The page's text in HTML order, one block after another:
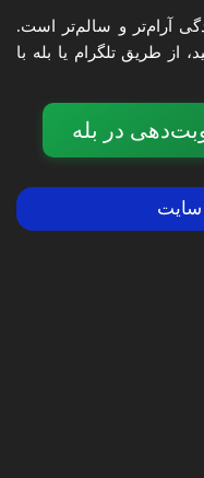
آرام‌تر و سالم‌تر است.
از طریق تلگرام یا بله با
در بله
سایت